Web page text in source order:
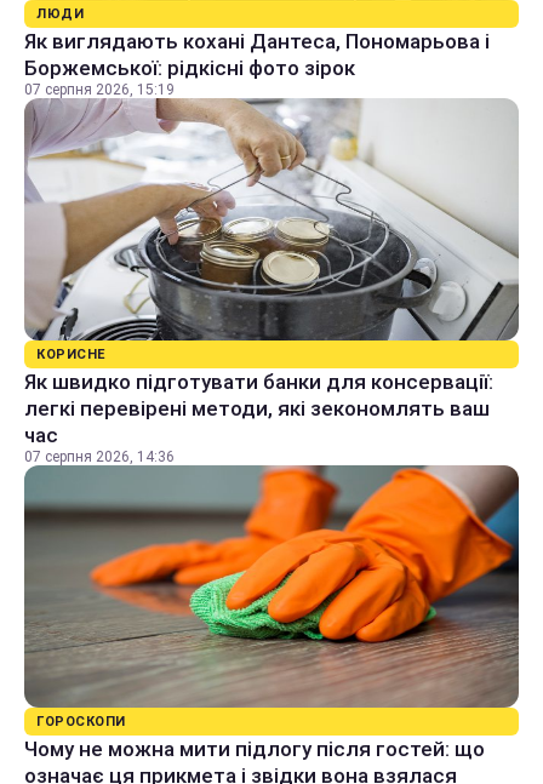
ЛЮДИ
Як виглядають кохані Дантеса, Пономарьова і
Боржемської: рідкісні фото зірок
07 серпня 2026, 15:19
КОРИСНЕ
Як швидко підготувати банки для консервації:
легкі перевірені методи, які зекономлять ваш
час
07 серпня 2026, 14:36
ГОРОСКОПИ
Чому не можна мити підлогу після гостей: що
означає ця прикмета і звідки вона взялася